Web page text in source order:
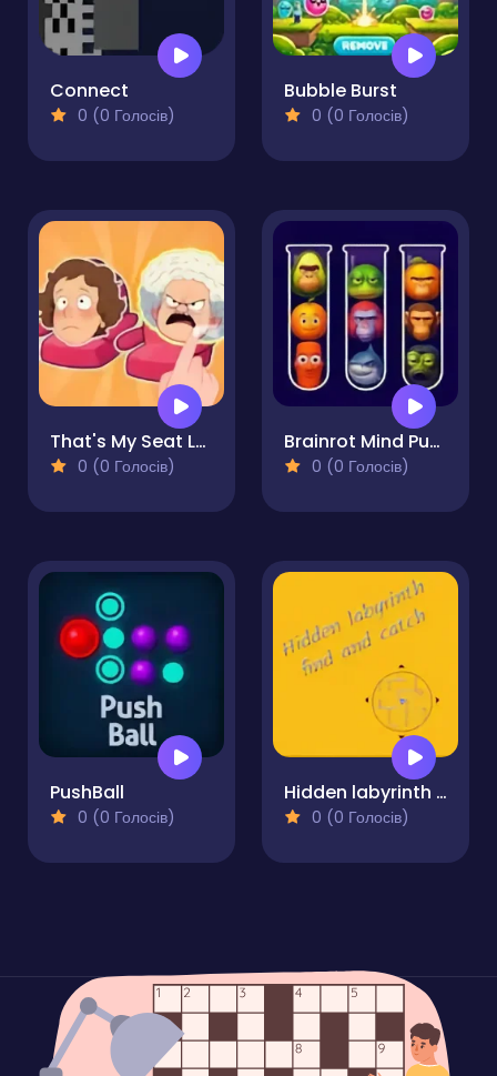
Connect
0 (0 Голосів)
Bubble Burst
0 (0 Голосів)
That's My Seat Logic Puzzle
0 (0 Голосів)
Brainrot Mind Puzzle Sort Challenge
0 (0 Голосів)
PushBall
0 (0 Голосів)
Hidden labyrinth - find and catch
0 (0 Голосів)